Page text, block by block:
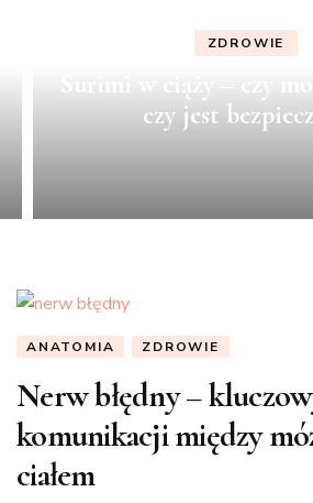
ZDROWIE
czy jest
ANATOMIA ZDROWIE
Nerw błędny –
komunikacji między
ciałem